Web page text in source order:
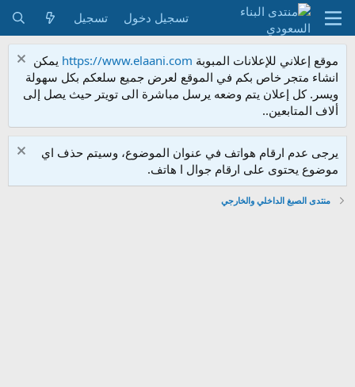
تسجيل دخول تسجيل
موقع إعلاني للإعلانات المبوبة https://www.elaani.com يمكن
انشاء متجر خاص بكم في الموقع لعرض جميع سلعكم بكل سهولة
ويسر. كل إعلان يتم وضعه يرسل مباشرة الى تويتر حيث يصل إلى
ألاف المتابعين..
يرجى عدم ارقام هواتف في عنوان الموضوع، وسيتم حذف اي
موضوع يحتوى على ارقام جوال ا هاتف.
منتدى الصبغ الداخلي والخارجي